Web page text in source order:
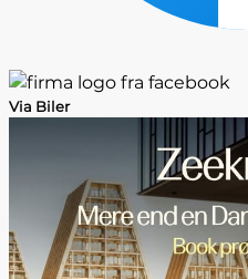
Via Biler